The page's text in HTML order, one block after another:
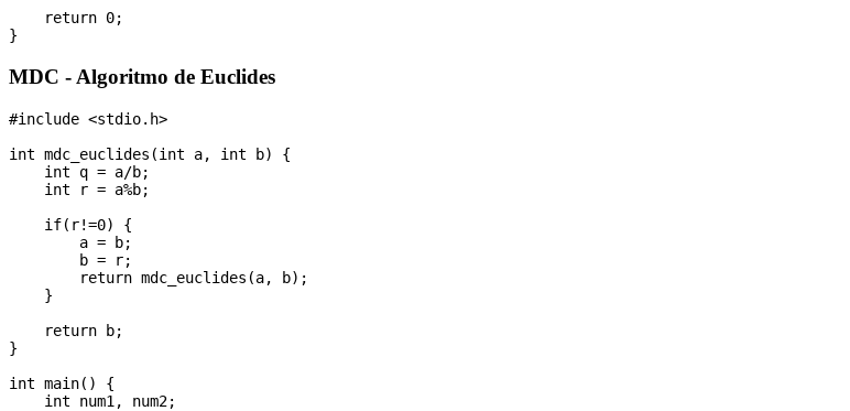
    return 0;
MDC - Algoritmo de Euclides
#include <stdio.h>
int mdc_euclides(int a, int b) {
    int q = a/b;
    int r = a%b;
    if(r!=0) {
        a = b;
        b = r;
        return mdc_euclides(a, b);
    }
    return b;
}
int main() {
    int num1, num2;